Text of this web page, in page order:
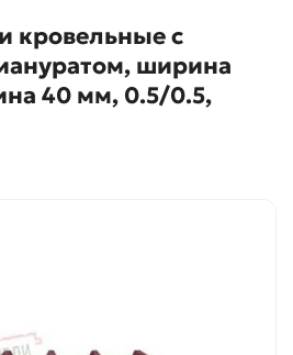
кровельные с
ширина
40 мм, 0.5/0.5,